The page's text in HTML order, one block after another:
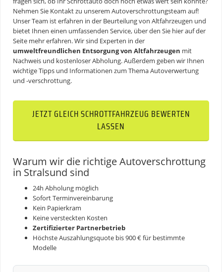
Nehmen Sie Kontakt zu unserem Autoverschrottungsteam auf!
Unser Team ist erfahren in der Beurteilung von Altfahrzeugen und
bietet Ihnen einen umfassenden Service, über den Sie hier auf der
Seite mehr erfahren. Wir sind Experten in der
umweltfreundlichen Entsorgung von Altfahrzeugen mit
Nachweis und kostenloser Abholung. Außerdem geben wir Ihnen
wichtige Tipps und Informationen zum ThemaAutoverwertung
und -verschrottung.
JETZT GLEICH SCHROTTFAHRZEUG BEWERTEN
LASSEN
Warum wir die richtige Autoverschrottung
in Stralsund sind
24h Abholung möglich
Sofort Terminvereinbarung
Kein Papierkram
Keine versteckten Kosten
Zertifizierter Partnerbetrieb
Höchste Auszahlungsquote bis 900 € für bestimmte
Modelle